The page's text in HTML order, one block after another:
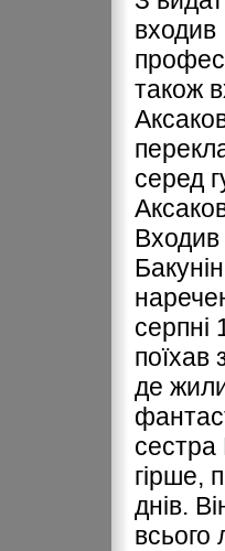
також
серед
Входив
серпні
поїхав
де
сестра
гірше,
днів.
всього